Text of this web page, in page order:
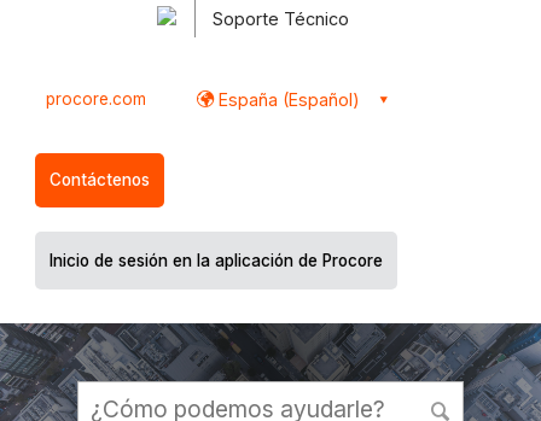
Soporte Técnico
procore.com España (Español)
Contáctenos
Inicio de sesión en la aplicación de Procore